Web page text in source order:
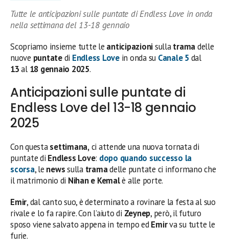
Tutte le anticipazioni sulle puntate di Endless Love in onda
nella settimana del 13-18 gennaio
Scopriamo insieme tutte le anticipazionisullatramadelle
nuove puntatedi Endless Lovein onda su Canale 5 dal
13al18 gennaio 2025.
Anticipazioni sulle puntate di
Endless Love del 13-18 gennaio
2025
Con questasettimana,ci attende una nuova tornata di
puntate di Endless Love: dopo quando successo la
scorsa, le newssulla tramadelle puntate ci informano che
il matrimonio di Nihan e Kemalè alle porte.
Emir, dal canto suo, è determinato a rovinare la festa al suo
rivale e lo fa rapire. Con l’aiuto di Zeynep, però, il futuro
sposo viene salvato appena in tempo edEmirva su tutte le
furie.